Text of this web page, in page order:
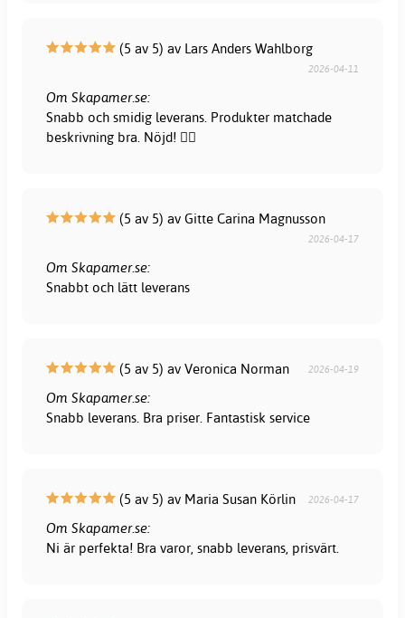
(5 av 5) av Lars Anders Wahlborg
2026-04-11
Om Skapamer.se:
Snabb och smidig leverans. Produkter matchade
beskrivning bra. Nöjd! 👍🏻
(5 av 5) av Gitte Carina Magnusson
2026-04-17
Om Skapamer.se:
Snabbt och lätt leverans
(5 av 5) av Veronica Norman 2026-04-19
Om Skapamer.se:
Snabb leverans. Bra priser. Fantastisk service
(5 av 5) av Maria Susan Körlin 2026-04-17
Om Skapamer.se:
Ni är perfekta! Bra varor, snabb leverans, prisvärt.